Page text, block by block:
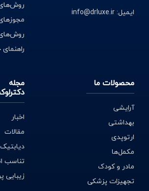
ایمیل: info@drluxe.ir
محصولات ما
آرایشی
بهداشتی
ارتوپدی
مکمل‌ها
مادر و کودک
تجهیزات پزشکی
مجله
اخبار
مقالات
دیابتیک
تناسب
زیبایی